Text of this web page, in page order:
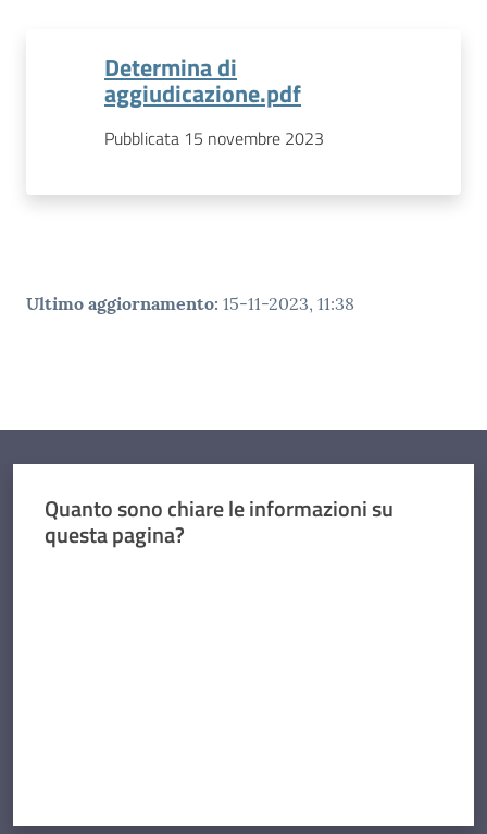
Determina di
aggiudicazione.pdf
Pubblicata 15 novembre 2023
Ultimo aggiornamento: 15-11-2023, 11:38
Quanto sono chiare le informazioni su
questa pagina?